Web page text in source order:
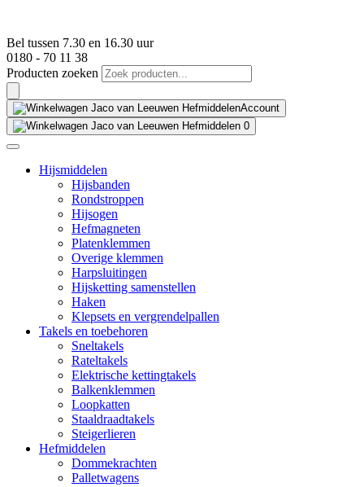
Bel tussen 7.30 en 16.30 uur
0180 - 70 11 38
Producten zoeken
Account
0
Hijsmiddelen
Hijsbanden
Rondstroppen
Hijsogen
Hefmagneten
Platenklemmen
Overige klemmen
Harpsluitingen
Hijsketting samenstellen
Haken
Klepsets en vergrendelpallen
Takels en toebehoren
Sneltakels
Rateltakels
Elektrische kettingtakels
Balkenklemmen
Loopkatten
Staaldraadtakels
Steigerlieren
Hefmiddelen
Dommekrachten
Palletwagens